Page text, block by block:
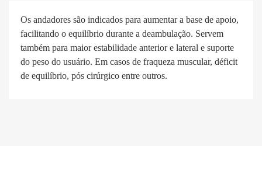
Os andadores são indicados para aumentar a base de apoio,
facilitando o equilíbrio durante a deambulação. Servem
também para maior estabilidade anterior e lateral e suporte
do peso do usuário. Em casos de fraqueza muscular, déficit
de equilíbrio, pós cirúrgico entre outros.